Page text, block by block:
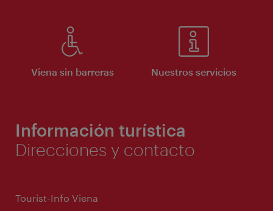
Viena sin barreras Nuestros servicios
Información turística
Direcciones y contacto
Tourist-Info Viena